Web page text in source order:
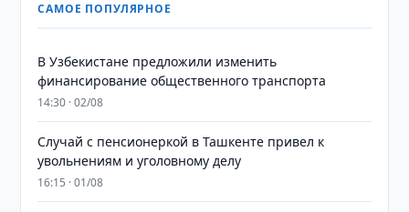
САМОЕ ПОПУЛЯРНОЕ
В Узбекистане предложили изменить
финансирование общественного транспорта
14:30 · 02/08
Случай с пенсионеркой в Ташкенте привел к
увольнениям и уголовному делу
16:15 · 01/08